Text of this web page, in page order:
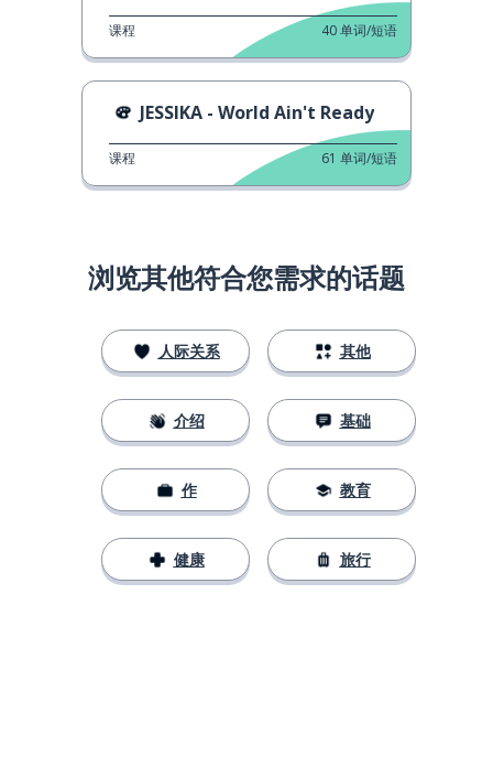
课程 40单词/短语
JESSIKA - World Ain't Ready
课程 61 单词/短语
浏览其他符合您需求的话题
人际关系
介绍
作
健康
其他
基础
教育
旅行